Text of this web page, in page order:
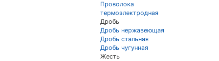
Проволока
термоэлектродная
Дробь
Дробь нержавеющая
Дробь стальная
Дробь чугунная
Жесть